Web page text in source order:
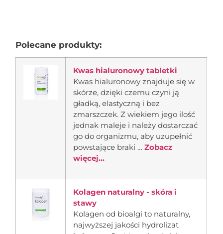
Polecane produkty:
Kwas hialuronowy tabletki
Kwas hialuronowy znajduje się w
skórze, dzięki czemu czyni ją
gładką, elastyczną i bez
zmarszczek. Z wiekiem jego ilość
jednak maleje i należy dostarczać
go do organizmu, aby uzupełnić
powstające braki …Zobacz
więcej...
Kolagen naturalny - skóra i
stawy
Kolagen od bioalgi to naturalny,
najwyższej jakości hydrolizat